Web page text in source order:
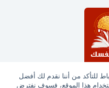
للتأكد من أننا نقدم لك أفضل
هذا الموقع، فسوف نفترض